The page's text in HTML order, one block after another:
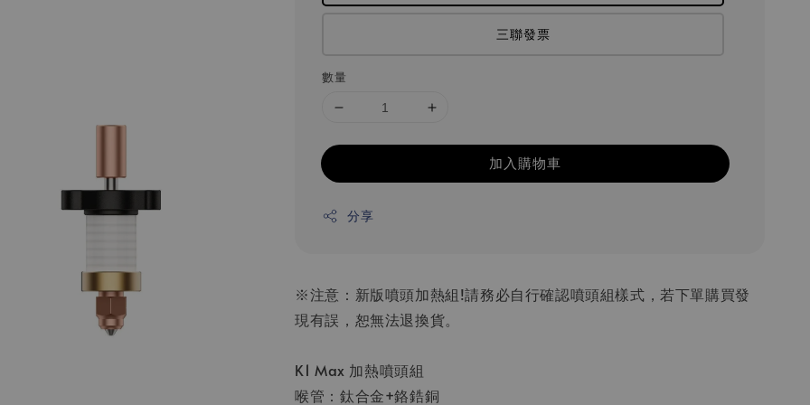
三聯發票
數量
加入購物車
分享
※注意：新版噴頭加熱組!請務必自行確認噴頭組樣式，若下單購買發
現有誤，恕無法退換貨。
K1 Max 加熱噴頭組
喉管：鈦合金+鉻鋯銅